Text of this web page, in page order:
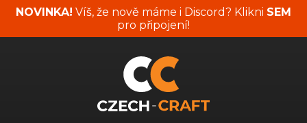
NOVINKA! Víš, že nově máme i Discord? Klikni SEM
pro připojení!